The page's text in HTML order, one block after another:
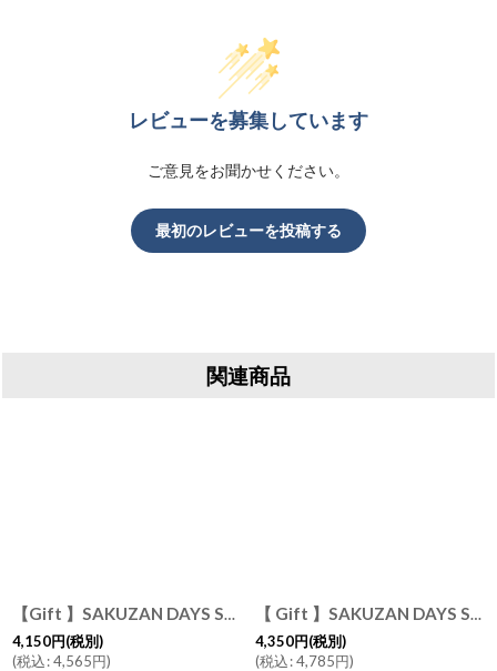
レビューを募集しています
ご意見をお聞かせください。
最初のレビューを投稿する
関連商品
GIFT3930146-3930153]
【Gift 】SAKUZAN DAYS Sara ストライププレート L 27cm 皿 磁器 日本製 作山窯
4,150円(税別)
(税込:4,565円)
【 Gift 】SAKUZAN DAYS Sara ストライププレートM φ19cm 2枚セット 作山窯 日本製
4,350円(税別)
(税込:4,785円)